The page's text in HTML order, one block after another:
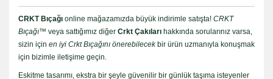
CRKT Bıçağı online mağazamızda büyük indirimle satışta! CRKT
Bıçağı™ veya sattığımız diğer Crkt Çakıları hakkında sorularınız varsa,
sizin için en iyi Crkt Bıçağını önerebilecekbir ürün uzmanıyla konuşmak
için bizimle iletişime geçin.
Eskitme tasarımı, ekstra bir şeyle güvenilir bir günlük taşıma isteyenler